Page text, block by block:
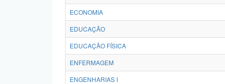
ECONOMIA
EDUCAÇÃO
EDUCAÇÃO FÍSICA
ENFERMAGEM
ENGENHARIAS I